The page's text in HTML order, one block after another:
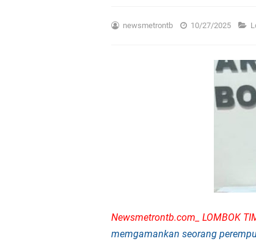
Kapolda NTB
Kapolda NTB
Polda NTB
Polsek
Semarak HUT
newsmetrontb 10/27/2025
Newsmetrontb.com_ LOMBOK
memgamankan seorang